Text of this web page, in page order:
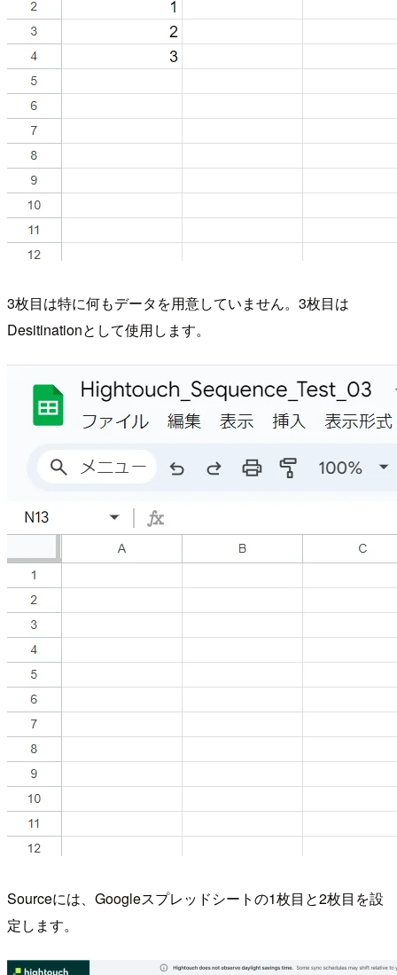
3枚目は特に何もデータを用意していません。3枚目は
Desitinationとして使用します。
Sourceには、Googleスプレッドシートの1枚目と2枚目を設
定します。